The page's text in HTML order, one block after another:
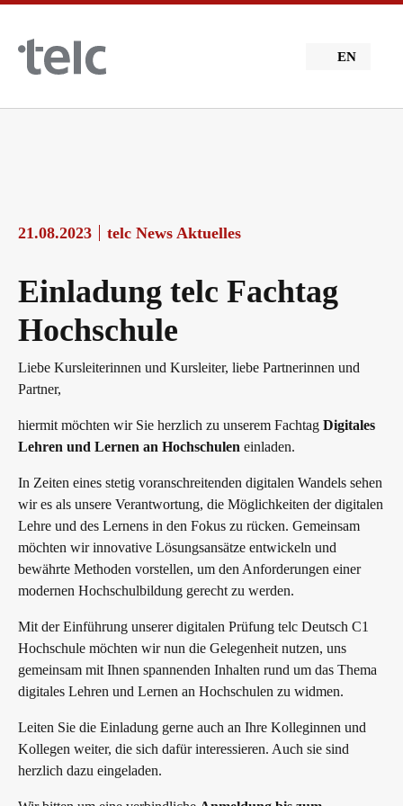
Skip to main content
EN
21.08.2023 telc News Aktuelles
Einladung telc Fachtag
Hochschule
Liebe Kursleiterinnen und Kursleiter, liebe Partnerinnen und
Partner,
hiermit möchten wir Sie herzlich zu unserem Fachtag Digitales
Lehren und Lernen an Hochschulen einladen.
In Zeiten eines stetig voranschreitenden digitalen Wandels sehen
wir es als unsere Verantwortung, die Möglichkeiten der digitalen
Lehre und des Lernens in den Fokus zu rücken. Gemeinsam
möchten wir innovative Lösungsansätze entwickeln und
bewährte Methoden vorstellen, um den Anforderungen einer
modernen Hochschulbildung gerecht zu werden.
Mit der Einführung unserer digitalen Prüfung telc Deutsch C1
Hochschule möchten wir nun die Gelegenheit nutzen, uns
gemeinsam mit Ihnen spannenden Inhalten rund um das Thema
digitales Lehren und Lernen an Hochschulen zu widmen.
Leiten Sie die Einladung gerne auch an Ihre Kolleginnen und
Kollegen weiter, die sich dafür interessieren. Auch sie sind
herzlich dazu eingeladen.